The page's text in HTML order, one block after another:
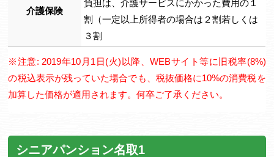
介護保険
負担は、介護サービスにかかった費用の１
割（一定以上所得者の場合は２割若しくは
３割
※注意: 2019年10月1日(火)以降、WEBサイト等に旧税率(8%)
の税込表示が残っていた場合でも、税抜価格に10%の消費税を
加算した価格が適用されます。何卒ご了承ください。
シニアパンション名取1